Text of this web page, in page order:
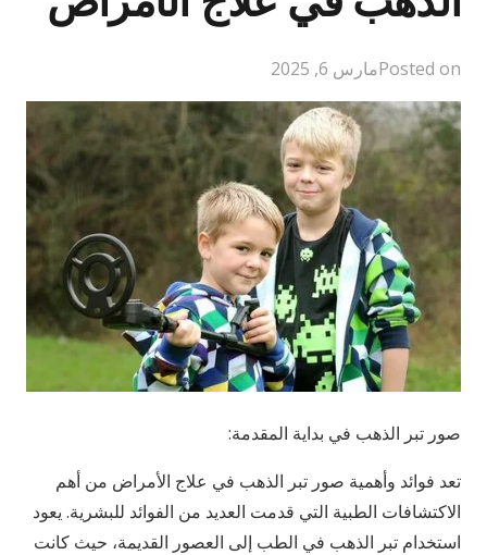
Posted onمارس 6, 2025
صور تبر الذهب في بداية المقدمة:
تعد فوائد وأهمية صور تبر الذهب في علاج الأمراض من أهم
الاكتشافات الطبية التي قدمت العديد من الفوائد للبشرية. يعود
استخدام تبر الذهب في الطب إلى العصور القديمة، حيث كانت